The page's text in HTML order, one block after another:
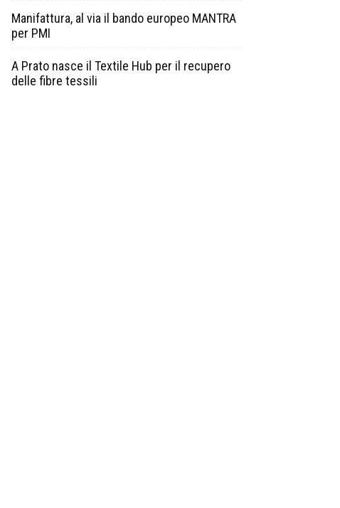
Manifattura, al via il bando europeo MANTRA
per PMI
A Prato nasce il Textile Hub per il recupero
delle fibre tessili